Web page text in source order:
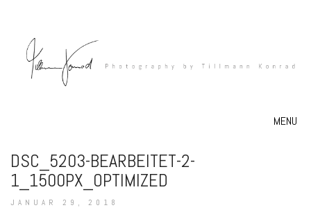
MENU
DSC_5203-BEARBEITET-2-
1_1500PX_OPTIMIZED
JANUAR 29, 2018